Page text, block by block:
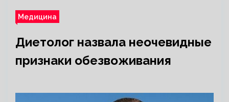
Медицина
Диетолог назвала неочевидные
признаки обезвоживания